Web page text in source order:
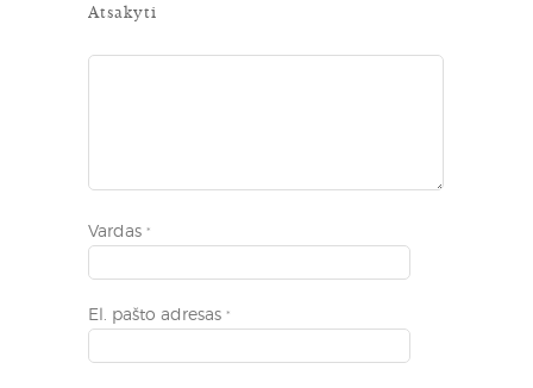
Atsakyti
Vardas *
El. pašto adresas *